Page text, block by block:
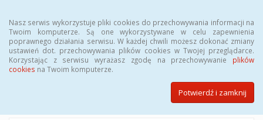
Nasz serwis wykorzystuje pliki cookies do przechowywania informacji na
Twoim komputerze. Są one wykorzystywane w celu zapewnienia
poprawnego działania serwisu. W każdej chwili możesz dokonać zmiany
ustawień dot. przechowywania plików cookies w Twojej przeglądarce.
Korzystając z serwisu wyrażasz zgodę na przechowywanie plików
cookies na Twoim komputerze.
Potwierdź i zamknij
BIULETYN INFORMACJI PUBLICZNEJ
Urzędu Miasta Opola